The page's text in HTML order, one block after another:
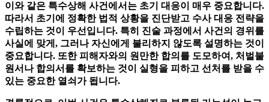
이와 같은 특수상해 사건에서는 초기 대응이 매우 중요합니다.
따라서 초기에 정확한 법적 상황을 진단받고 수사 대응 전략을
수립하는 것이 우선입니다. 특히 진술 과정에서 사건의 경위를
사실에 맞게, 그러나 자신에게 불리하지 않도록 설명하는 것이
중요합니다. 또한 피해자와의 원만한 합의를 도모하여, 처벌불
원서나 합의서를 확보하는 것이 실형을 피하고 선처를 받을 수
있는 중요한 열쇠가 됩니다.